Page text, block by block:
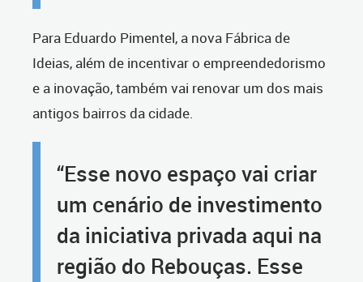
Para Eduardo Pimentel, a nova Fábrica de
Ideias, além de incentivar o empreendedorismo
e a inovação, também vai renovar um dos mais
antigos bairros da cidade.
“Esse novo espaço vai criar
um cenário de investimento
da iniciativa privada aqui na
região do Rebouças. Esse